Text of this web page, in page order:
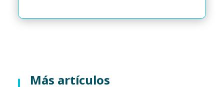
Más artículos